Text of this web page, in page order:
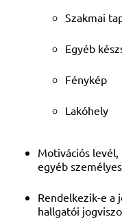
Szakmai
Egyéb
Fénykép
Lakóhely
Motivációs levél,
egyéb
Rendelkezik-e a
hallgatói